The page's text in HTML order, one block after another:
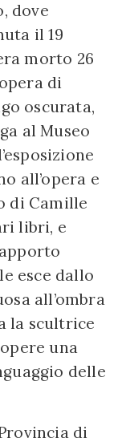
dove
il 19
morto 26
di
oscurata,
al Museo
all’opera e
di Camille
libri, e
esce dallo
all’ombra
la scultrice
una
delle
di